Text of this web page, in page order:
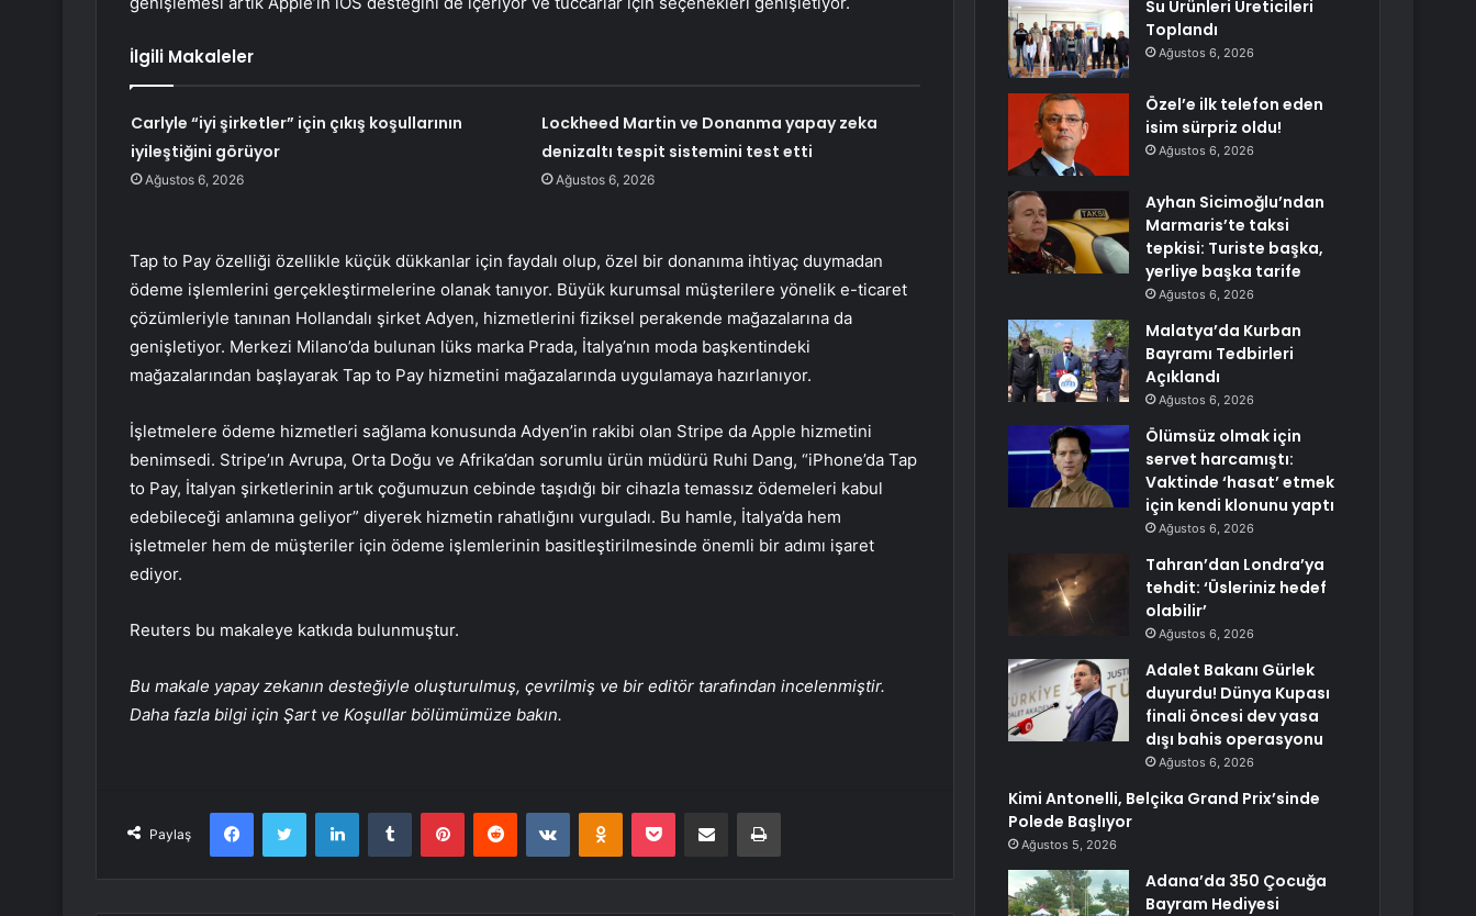
İlgili Makaleler
Carlyle “iyi şirketler” için çıkış koşullarının
iyileştiğini görüyor
Ağustos 6, 2026
Lockheed Martin ve Donanma yapay zeka
denizaltı tespit sistemini test etti
Ağustos 6, 2026
Tap to Pay özelliği özellikle küçük dükkanlar için faydalı olup, özel bir donanıma ihtiyaç duymadan
ödeme işlemlerini gerçekleştirmelerine olanak tanıyor. Büyük kurumsal müşterilere yönelik e-ticaret
çözümleriyle tanınan Hollandalı şirket Adyen, hizmetlerini fiziksel perakende mağazalarına da
genişletiyor. Merkezi Milano’da bulunan lüks marka Prada, İtalya’nın moda başkentindeki
mağazalarından başlayarak Tap to Pay hizmetini mağazalarında uygulamaya hazırlanıyor.
İşletmelere ödeme hizmetleri sağlama konusunda Adyen’in rakibi olan Stripe da Apple hizmetini
benimsedi. Stripe’ın Avrupa, Orta Doğu ve Afrika’dan sorumlu ürün müdürü Ruhi Dang, “iPhone’da Tap
to Pay, İtalyan şirketlerinin artık çoğumuzun cebinde taşıdığı bir cihazla temassız ödemeleri kabul
edebileceği anlamına geliyor” diyerek hizmetin rahatlığını vurguladı. Bu hamle, İtalya’da hem
işletmeler hem de müşteriler için ödeme işlemlerinin basitleştirilmesinde önemli bir adımı işaret
ediyor.
Reuters bu makaleye katkıda bulunmuştur.
Bu makale yapay zekanın desteğiyle oluşturulmuş, çevrilmiş ve bir editör tarafından incelenmiştir.
Daha fazla bilgi için Şart ve Koşullar bölümümüze bakın.
Paylaş
FacebookTwitter LinkedInTumblr PinterestReddit VKontakteOdnoklassniki
Pocket E-Posta ile paylaş Yazdır
Su Ürünleri Üreticileri
Toplandı
Ağustos 6, 2026
Özel’e ilk telefon eden
isim sürpriz oldu!
Ağustos 6, 2026
Ayhan Sicimoğlu’ndan
Marmaris’te taksi
tepkisi: Turiste başka,
yerliye başka tarife
Ağustos 6, 2026
Malatya’da Kurban
Bayramı Tedbirleri
Açıklandı
Ağustos 6, 2026
Ölümsüz olmak için
servet harcamıştı:
Vaktinde ‘hasat’ etmek
için kendi klonunu yaptı
Ağustos 6, 2026
Tahran’dan Londra’ya
tehdit: ‘Üsleriniz hedef
olabilir’
Ağustos 6, 2026
Adalet Bakanı Gürlek
duyurdu! Dünya Kupası
finali öncesi dev yasa
dışı bahis operasyonu
Ağustos 6, 2026
Kimi Antonelli, Belçika Grand Prix’sinde
Polede Başlıyor
Ağustos 5, 2026
Adana’da 350 Çocuğa
Bayram Hediyesi